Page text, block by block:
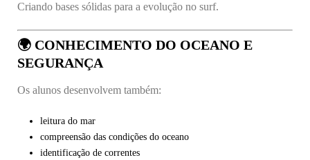
Criando bases sólidas para a evolução no surf.
🌍 CONHECIMENTO DO OCEANO E
SEGURANÇA
Os alunos desenvolvem também:
leitura do mar
compreensão das condições do oceano
identificação de correntes